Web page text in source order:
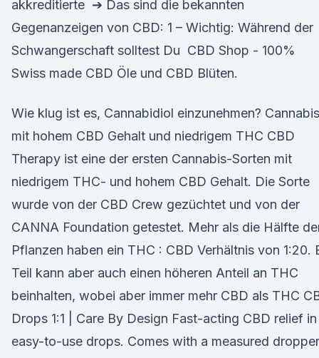
akkreditierte ➔ Das sind die bekannten
Gegenanzeigen von CBD: 1 – Wichtig: Während der
Schwangerschaft solltest Du CBD Shop - 100%
Swiss made CBD Öle und CBD Blüten.
Wie klug ist es, Cannabidiol einzunehmen? Cannabis
mit hohem CBD Gehalt und niedrigem THC CBD
Therapy ist eine der ersten Cannabis-Sorten mit
niedrigem THC- und hohem CBD Gehalt. Die Sorte
wurde von der CBD Crew gezüchtet und von der
CANNA Foundation getestet. Mehr als die Hälfte
Pflanzen haben ein THC : CBD Verhältnis von 1:20.
Teil kann aber auch einen höheren Anteil an THC
beinhalten, wobei aber immer mehr CBD als THC
Drops 1:1 | Care By Design Fast-acting CBD relief in
easy-to-use drops. Comes with a measured